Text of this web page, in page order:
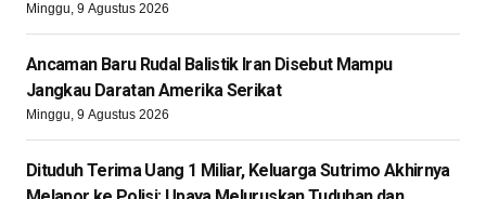
Minggu, 9 Agustus 2026
Ancaman Baru Rudal Balistik Iran Disebut Mampu
Jangkau Daratan Amerika Serikat
Minggu, 9 Agustus 2026
Dituduh Terima Uang 1 Miliar, Keluarga Sutrimo Akhirnya